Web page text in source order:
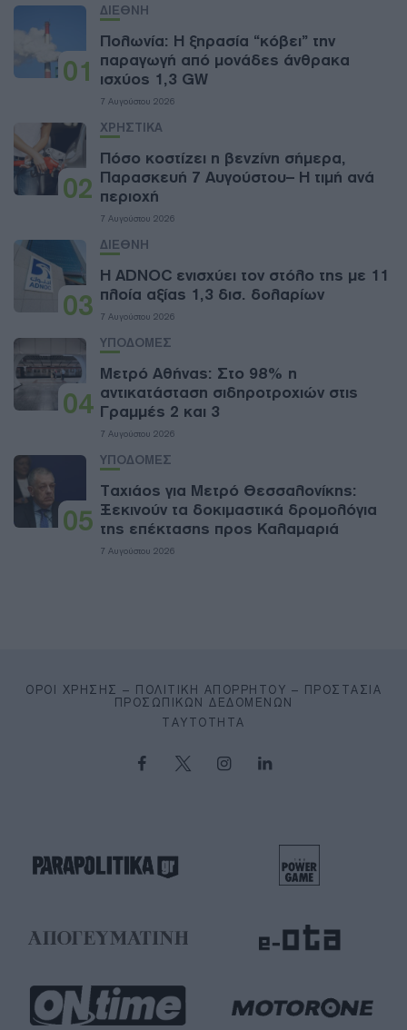
01
ΔΙΕΘΝΗ
Πολωνία: Η ξηρασία “κόβει” την
παραγωγή από μονάδες άνθρακα
ισχύος 1,3 GW
7 Αυγούστου 2026
02
ΧΡΗΣΤΙΚΑ
Πόσο κοστίζει η βενζίνη σήμερα,
Παρασκευή 7 Αυγούστου– Η τιμή ανά
περιοχή
7 Αυγούστου 2026
03
ΔΙΕΘΝΗ
Η ADNOC ενισχύει τον στόλο της με 11
πλοία αξίας 1,3 δισ. δολαρίων
7 Αυγούστου 2026
04
ΥΠΟΔΟΜΕΣ
Μετρό Αθήνας: Στο 98% η
αντικατάσταση σιδηροτροχιών στις
Γραμμές 2 και 3
7 Αυγούστου 2026
05
ΥΠΟΔΟΜΕΣ
Ταχιάος για Μετρό Θεσσαλονίκης:
Ξεκινούν τα δοκιμαστικά δρομολόγια
της επέκτασης προς Καλαμαριά
7 Αυγούστου 2026
ΌΡΟΙ ΧΡΉΣΗΣ – ΠΟΛΙΤΙΚΉ ΑΠΟΡΡΉΤΟΥ – ΠΡΟΣΤΑΣΊΑ
ΠΡΟΣΩΠΙΚΏΝ ΔΕΔΟΜΈΝΩΝ
ΤΑΥΤΌΤΗΤΑ